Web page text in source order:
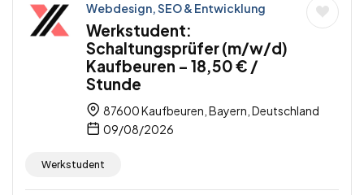
Webdesign, SEO & Entwicklung
Werkstudent:
Schaltungsprüfer (m/w/d)
Kaufbeuren – 18,50 € /
Stunde
87600 Kaufbeuren, Bayern, Deutschland
09/08/2026
Werkstudent